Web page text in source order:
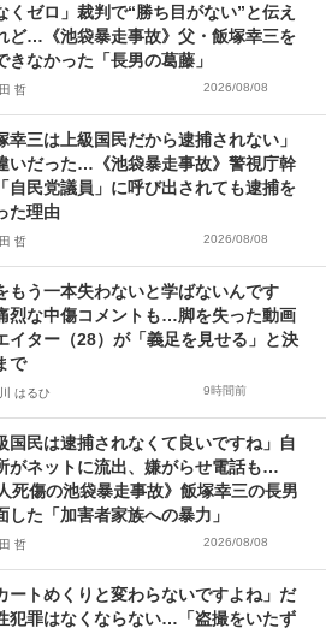
くゼロ」裁判で“勝ち目がない”と伝え
ど…《池袋暴走事故》父・飯塚幸三を
きなかった「長男の葛藤」
哲 2026/08/08
幸三は上級国民だから逮捕されない」
いだった…《池袋暴走事故》警視庁幹
自民党議員」に呼び出されても逮捕を
た理由
哲 2026/08/08
もう一本失わないと学ばないんです
烈な中傷コメントも…脚を失った動画
イター（28）が「義足を見せる」と決
で
はるひ 9時間前
国民は逮捕されなくて良いですね」自
がネットに流出、嫌がらせ電話も…
死傷の池袋暴走事故》飯塚幸三の長男
した「加害者家族への暴力」
哲 2026/08/08
ートめくりと変わらないですよね」だ
犯罪はなくならない…「盗撮をいたず